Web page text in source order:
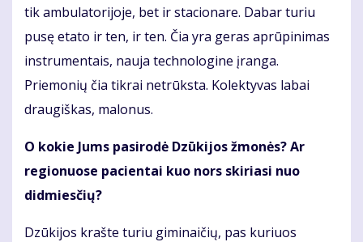
tik ambulatorijoje, bet ir stacionare. Dabar turiu
pusę etato ir ten, ir ten. Čia yra geras aprūpinimas
instrumentais, nauja technologine įranga.
Priemonių čia tikrai netrūksta. Kolektyvas labai
draugiškas, malonus.
O kokie Jums pasirodė Dzūkijos žmonės? Ar
regionuose pacientai kuo nors skiriasi nuo
didmiesčių?
Dzūkijos krašte turiu giminaičių, pas kuriuos